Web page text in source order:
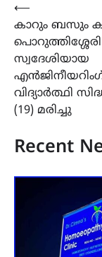
Post
navigation
⟵
കാറും ബസും
പൊറുത്തിശ്ശേരി
സ്വദേശിയായ
വിദ്യാർത്ഥി
(19) മരിച്ചു
Recent